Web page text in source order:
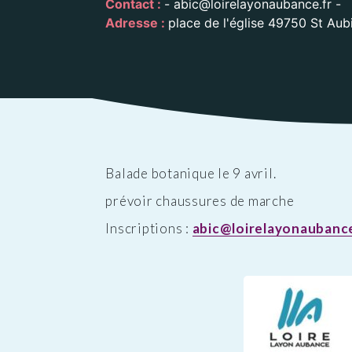
des Enfants
Les services aux
personnes
autonomie)
Patrimoine
Contact : - abic@loirelayonaubance.fr -
Adresse : place de l'église 49750 St
Balade botanique le 9 avril.
prévoir chaussures de marche
Inscriptions :